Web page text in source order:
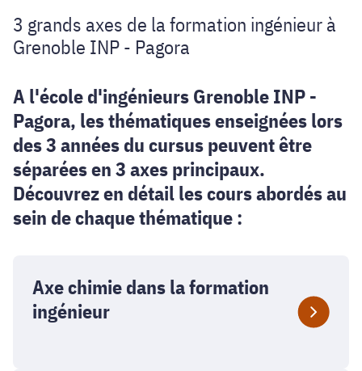
domaines
spécialités
3 grands axes de la formation ingénieur à
Grenoble INP - Pagora
A l'école d'ingénieurs Grenoble INP -
Pagora, les thématiques enseignées lors
des 3 années du cursus peuvent être
séparées en 3 axes principaux.
Découvrez en détail les cours abordés au
sein de chaque thématique :
Axe chimie dans la formation
ingénieur